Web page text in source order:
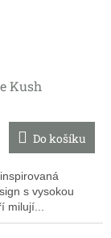
Kush
Do košíku
s vysokou
milují...